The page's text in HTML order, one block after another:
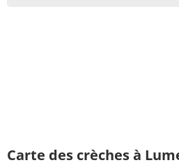
Carte des crèches à